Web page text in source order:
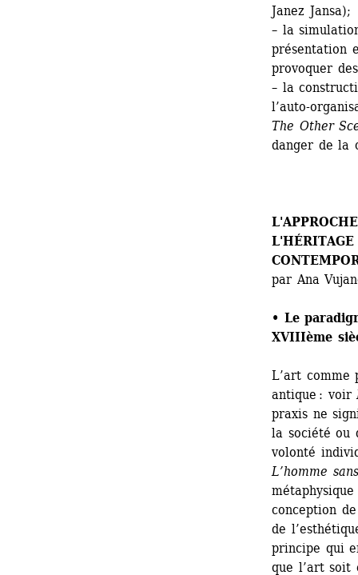
Janez Jansa);
– la
présentation
provoquer
– la
l’auto-
The Other
danger de la
par Ana
• Le
XVIIIème
L’art comme
antique : voir
praxis ne
la société ou
volonté
L’homme
conception
de
principe qui
que l’art soit